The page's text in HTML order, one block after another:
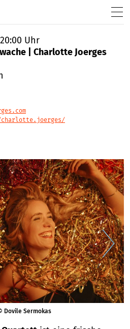
Uhr
| Charlotte Joerges
charlotte.joerges/
Dovile Sermokas